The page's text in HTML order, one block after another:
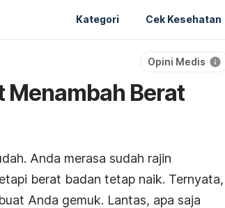
Kategori Cek Kesehatan
Opini Medis
Menambah Berat
Anda merasa sudah rajin
berat badan tetap naik. Ternyata,
Anda gemuk. Lantas, apa saja